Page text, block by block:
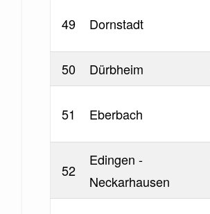
49 Dornstadt
50
Dürbheim
51 Eberbach
52
Edingen -
Neckarhausen